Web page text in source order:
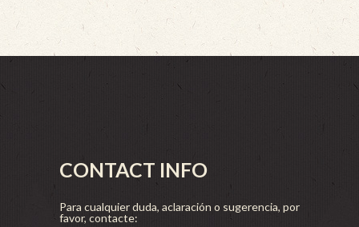
CONTACT INFO
Para cualquier duda, aclaración o sugerencia, por
favor, contacte: